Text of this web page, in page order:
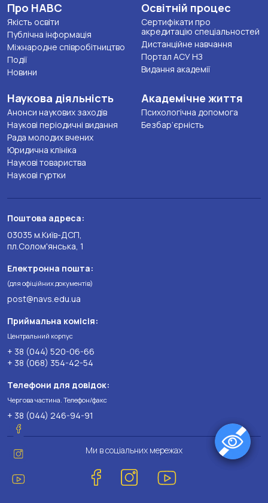
Про НАВС
Якість освіти
Публічна інформація
Міжнародне співробітництво
Події
Новини
Освітній процес
Сертифікати про
акредитацію спеціальностей
Дистанційне навчання
Портал АСУ НЗ
Видання академії
Наукова діяльність
Анонси наукових заходів
Наукові періодичні видання
Рада молодих вчених
Юридична клініка
Наукові товариства
Наукові гуртки
Академічне життя
Психологічна допомога
Безбар’єрність
Поштова адреса:
03035 м.Київ-ДСП,
пл.Солом'янська, 1
Електронна пошта:
(для офіційних документів)
post@navs.edu.ua
Приймальна комісія:
Центральний корпус
+ 38 (044) 520-06-66
+ 38 (068) 354-42-54
Телефони для довідок:
Чергова частина. Телефон/факс
+ 38 (044) 246-94-91
Ми в соціальних мережах